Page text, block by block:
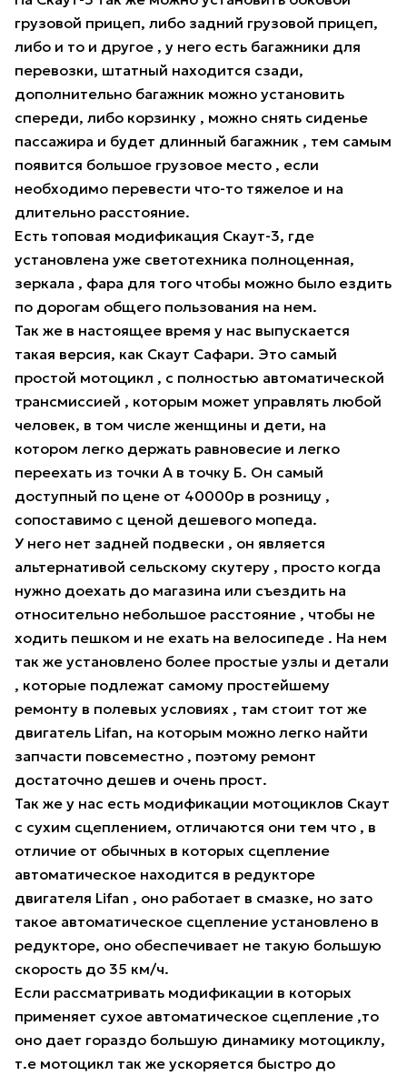
грузовой прицеп, либо задний грузовой прицеп,
либо и то и другое , у него есть багажники для
перевозки, штатный находится сзади,
дополнительно багажник можно установить
спереди, либо корзинку , можно снять сиденье
пассажира и будет длинный багажник , тем самым
появится большое грузовое место , если
необходимо перевести что-то тяжелое и на
длительно расстояние.
Есть топовая модификация Скаут-3, где
установлена уже светотехника полноценная,
зеркала , фара для того чтобы можно было ездить
по дорогам общего пользования на нем.
Так же в настоящее время у нас выпускается
такая версия, как Скаут Сафари. Это самый
простой мотоцикл , с полностью автоматической
трансмиссией , которым может управлять любой
человек, в том числе женщины и дети, на
котором легко держать равновесие и легко
переехать из точки А в точку Б. Он самый
доступный по цене от 40000р в розницу ,
сопоставимо с ценой дешевого мопеда.
У него нет задней подвески , он является
альтернативой сельскому скутеру , просто когда
нужно доехать до магазина или съездить на
относительно небольшое расстояние , чтобы не
ходить пешком и не ехать на велосипеде . На нем
так же установлено более простые узлы и детали
, которые подлежат самому простейшему
ремонту в полевых условиях , там стоит тот же
двигатель Lifan, на которым можно легко найти
запчасти повсеместно , поэтому ремонт
достаточно дешев и очень прост.
Так же у нас есть модификации мотоциклов Скаут
с сухим сцеплением, отличаются они тем что , в
отличие от обычных в которых сцепление
автоматическое находится в редукторе
двигателя Lifan , оно работает в смазке, но зато
такое автоматическое сцепление установлено в
редукторе, оно обеспечивает не такую большую
скорость до 35 км/ч.
Если рассматривать модификации в которых
применяет сухое автоматическое сцепление ,то
оно дает гораздо большую динамику мотоциклу,
т.е мотоцикл так же ускоряется быстро до